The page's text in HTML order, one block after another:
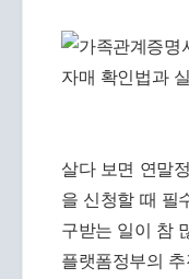
살다 보면 연말
을 신청할 때 필
구받는 일이 참
플랫폼정부의